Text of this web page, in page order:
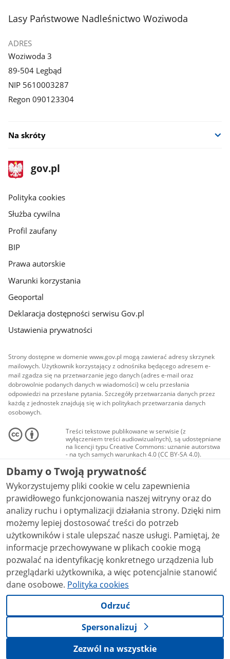
stopka
Lasy Państwowe Nadleśnictwo Woziwoda
ADRES
Woziwoda 3
89-504 Legbąd
NIP 5610003287
Regon 090123304
Na skróty
stopka
gov.pl
Strona
gov.pl
gov.pl
Polityka cookies
Służba cywilna
Profil zaufany
BIP
Prawa autorskie
Warunki korzystania
Geoportal
Deklaracja dostępności serwisu Gov.pl
Ustawienia prywatności
Strony dostępne w domenie www.gov.pl mogą zawierać adresy skrzynek
mailowych. Użytkownik korzystający z odnośnika będącego adresem e-
mail zgadza się na przetwarzanie jego danych (adres e-mail oraz
dobrowolnie podanych danych w wiadomości) w celu przesłania
odpowiedzi na przesłane pytania. Szczegóły przetwarzania danych przez
każdą z jednostek znajdują się w ich politykach przetwarzania danych
osobowych.
Treści tekstowe publikowane w serwisie (z
wyłączeniem treści audiowizualnych), są udostępniane
na licencji typu Creative Commons: uznanie autorstwa
- na tych samych warunkach 4.0 (CC BY-SA 4.0).
Materiały audiowizualne, w tym zdjęcia, materiały
audio i wideo, są udostępniane na licencji typu
Creative Commons: uznanie autorstwa użycie
niekomercyjne - bez utworów zależnych 4.0 (CC BY-
NC-ND 4.0), o ile nie jest to stwierdzone inaczej.
Dbamy o Twoją prywatność
Wykorzystujemy pliki cookie w celu zapewnienia
prawidłowego funkcjonowania naszej witryny oraz do
analizy ruchu i optymalizacji działania strony. Dzięki nim
możemy lepiej dostosować treści do potrzeb
użytkowników i stale ulepszać nasze usługi. Pamiętaj, że
informacje przechowywane w plikach cookie mogą
pozwalać na identyfikację konkretnego urządzenia lub
przeglądarki użytkownika, a więc potencjalnie stanowić
dane osobowe. Polityka cookies
Odrzuć
Spersonalizuj
Zezwól na wszystkie